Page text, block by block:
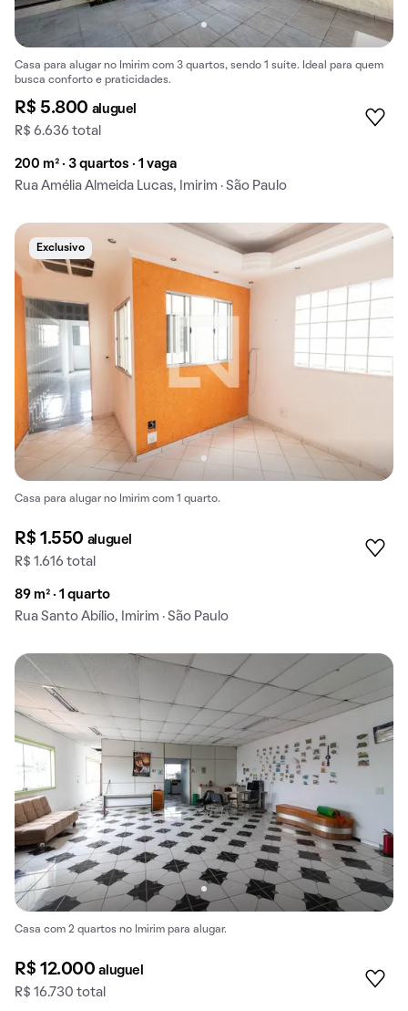
Casa para alugar no Imirim com 3 quartos, sendo 1 suíte. Ideal para quem
busca conforto e praticidades.
R$ 5.800 aluguel
R$ 6.636 total
200 m² · 3 quartos · 1 vaga
Rua Amélia Almeida Lucas, Imirim · São Paulo
Exclusivo
Casa para alugar no Imirim com 1 quarto.
R$ 1.550 aluguel
R$ 1.616 total
89 m² · 1 quarto
Rua Santo Abílio, Imirim · São Paulo
Casa com 2 quartos no Imirim para alugar.
R$ 12.000aluguel
R$ 16.730 total